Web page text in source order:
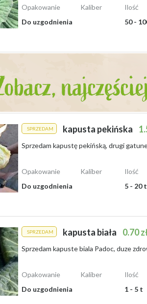
Opakowanie
Do uzgodnienia
Kaliber
Ilość
50 -
SPRZEDAM kapusta pekińska
Sprzedam kapustę pekińską, drugi
Opakowanie
Do uzgodnienia
Kaliber
Ilość
5 - 20 t
SPRZEDAM kapusta biała 0.70
Opakowanie
Do uzgodnienia
Kaliber
Ilość
1 - 5 t